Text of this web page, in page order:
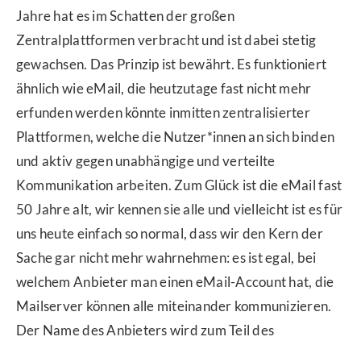
Jahre hat es im Schatten der großen
Zentralplattformen verbracht und ist dabei stetig
gewachsen. Das Prinzip ist bewährt. Es funktioniert
ähnlich wie eMail, die heutzutage fast nicht mehr
erfunden werden könnte inmitten zentralisierter
Plattformen, welche die Nutzer*innen an sich binden
und aktiv gegen unabhängige und verteilte
Kommunikation arbeiten. Zum Glück ist die eMail fast
50 Jahre alt, wir kennen sie alle und vielleicht ist es für
uns heute einfach so normal, dass wir den Kern der
Sache gar nicht mehr wahrnehmen: es ist egal, bei
welchem Anbieter man einen eMail-Account hat, die
Mailserver können alle miteinander kommunizieren.
Der Name des Anbieters wird zum Teil des